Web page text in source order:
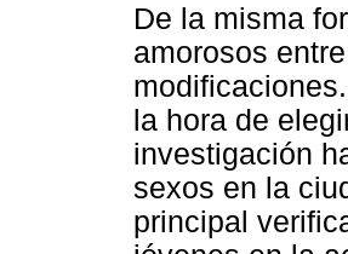
De la misma
amorosos
la hora de
investigación
sexos en la
principal